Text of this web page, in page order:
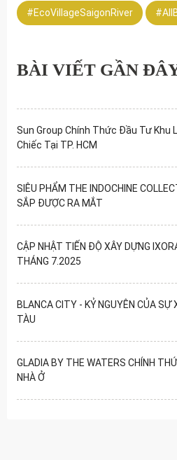
#EcoVillageSaigonRiver
BÀI VIẾT GẦN
Sun Group Chính Thức Đầu Tư Khu
Chiếc Tại TP. HCM
SIÊU PHẨM THE INDOCHINE
SẮP ĐƯỢC RA MẮT
CẬP NHẬT TIẾN ĐỘ XÂY DỰNG
THÁNG 7.2025
BLANCA CITY - KỶ NGUYÊN CỦA SỰ
TÀU
GLADIA BY THE WATERS CHÍNH
NHÀ Ở